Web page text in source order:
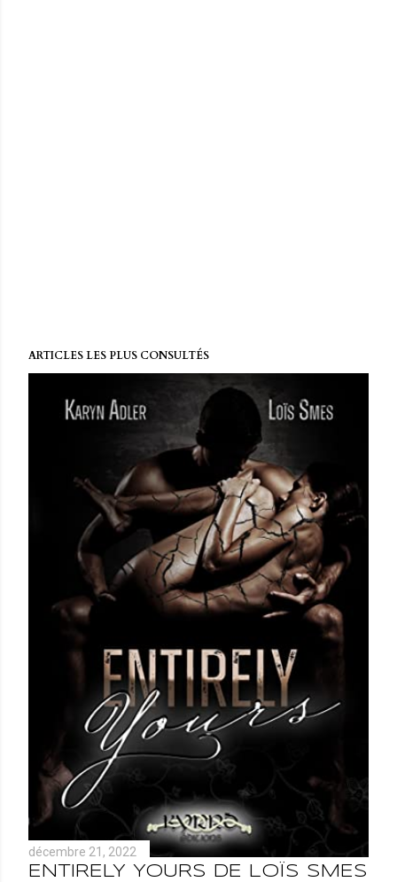
ARTICLES LES PLUS CONSULTÉS
décembre 21, 2022
ENTIRELY YOURS DE LOÏS SMES